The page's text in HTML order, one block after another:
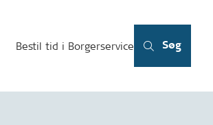
Bestil tid i Borgerservice Søg